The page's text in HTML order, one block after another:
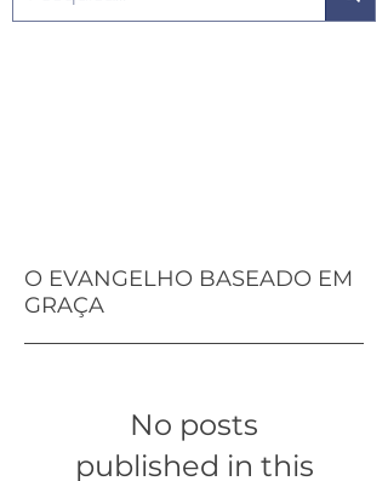
O EVANGELHO BASEADO EM
GRAÇA
No posts
published in this